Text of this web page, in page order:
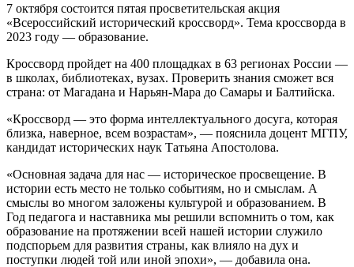
7 октября состоится пятая просветительская акция
«Всероссийский исторический кроссворд». Тема кроссворда в
2023 году — образование.
Кроссворд пройдет на 400 площадках в 63 регионах России —
в школах, библиотеках, вузах. Проверить знания сможет вся
страна: от Магадана и Нарьян-Мара до Самары и Балтийска.
«Кроссворд — это форма интеллектуального досуга, которая
близка, наверное, всем возрастам», — пояснила доцент МГПУ,
кандидат исторических наук Татьяна Апостолова.
«Основная задача для нас — историческое просвещение. В
истории есть место не только событиям, но и смыслам. А
смыслы во многом заложены культурой и образованием. В
Год педагога и наставника мы решили вспомнить о том, как
образование на протяжении всей нашей истории служило
подспорьем для развития страны, как влияло на дух и
поступки людей той или иной эпохи», — добавила она.